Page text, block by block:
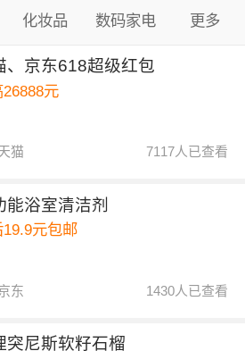
化妆品 数码家电 更多
、京东618超级红包
元
7117人已查看
猫
能浴室清洁剂
元包邮
1430人已查看
东
突尼斯软籽石榴